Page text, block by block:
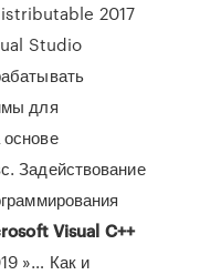
2017
Studio
для
Задействование
Visual C++
»… Как и